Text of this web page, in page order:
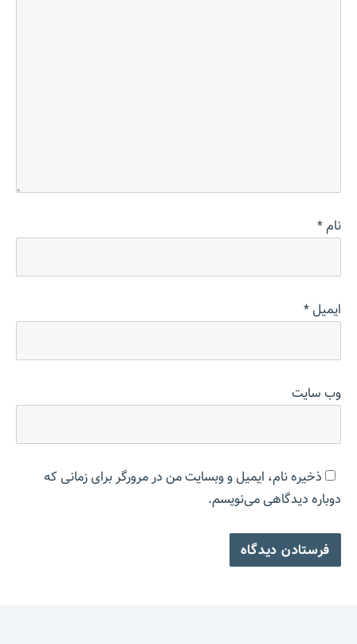
نام*
ایمیل*
وب‌ سایت
ذخیره نام، ایمیل و وبسایت من در مرورگر برای زمانی که
دوباره دیدگاهی می‌نویسم.